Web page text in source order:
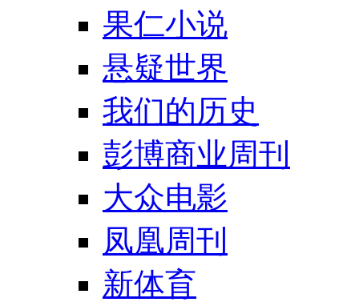
果仁小说
悬疑世界
我们的历史
彭博商业周刊
大众电影
凤凰周刊
新体育